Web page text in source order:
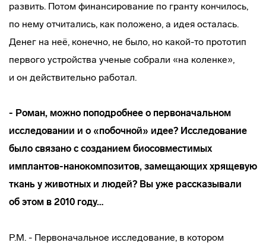
развить. Потом финансирование по гранту кончилось,
по нему отчитались, как положено, а идея осталась.
Денег на неё, конечно, не было, но какой-то прототип
первого устройства ученые собрали «на коленке»,
и он действительно работал.
- Роман, можно поподробнее о первоначальном
исследовании и о «побочной» идее? Исследование
было связано с созданием биосовместимых
имплантов-нанокомпозитов, замещающих хрящевую
ткань у животных и людей? Вы уже рассказывали
об этом в 2010 году…
Р.М. - Первоначальное исследование, в котором